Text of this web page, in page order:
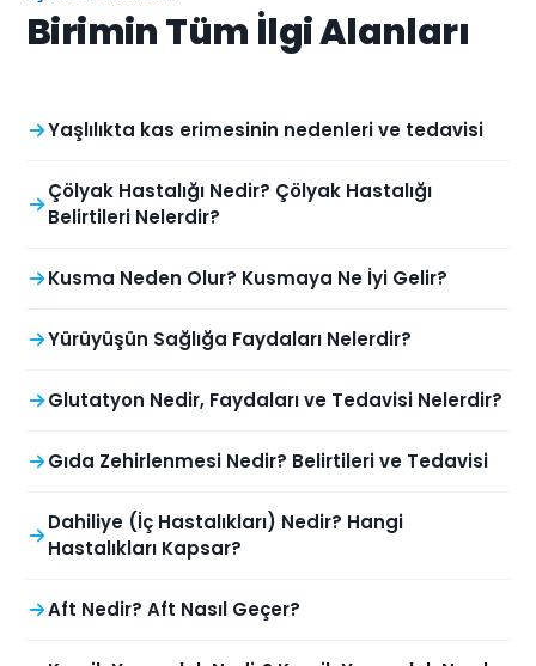
Birimin Tüm İlgi Alanları
Yaşlılıkta kas erimesinin nedenleri ve tedavisi
Çölyak Hastalığı Nedir? Çölyak Hastalığı
Belirtileri Nelerdir?
Kusma Neden Olur? Kusmaya Ne İyi Gelir?
Yürüyüşün Sağlığa Faydaları Nelerdir?
Glutatyon Nedir, Faydaları ve Tedavisi Nelerdir?
Gıda Zehirlenmesi Nedir? Belirtileri ve Tedavisi
Dahiliye (İç Hastalıkları) Nedir? Hangi
Hastalıkları Kapsar?
Aft Nedir? Aft Nasıl Geçer?